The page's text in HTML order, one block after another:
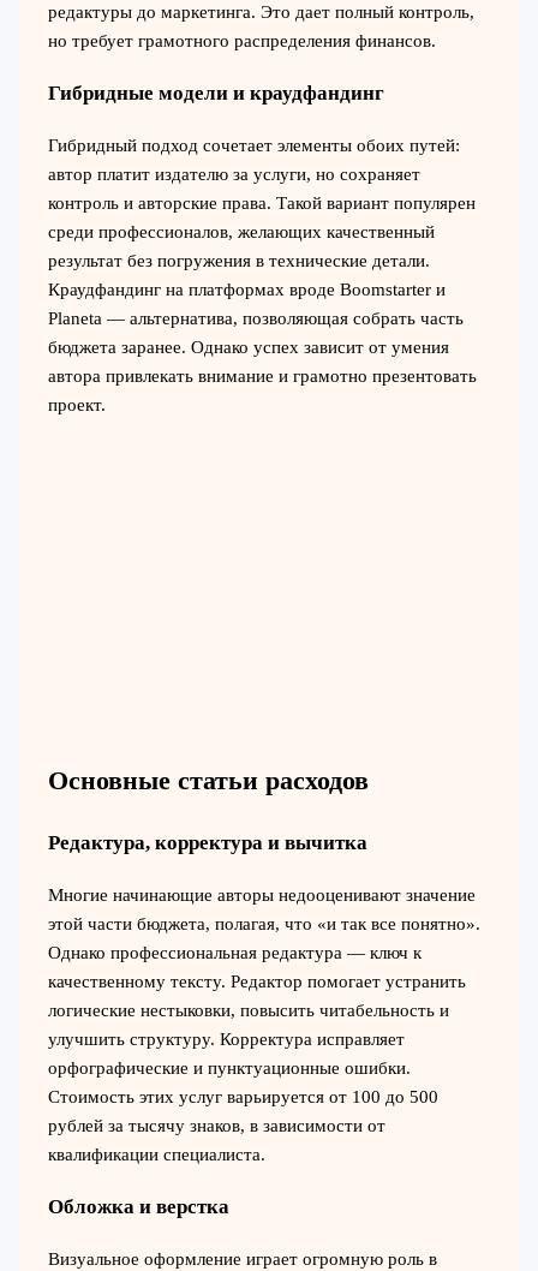
редактуры до маркетинга. Это дает полный контроль,
но требует грамотного распределения финансов.
Гибридные модели и краудфандинг
Гибридный подход сочетает элементы обоих путей:
автор платит издателю за услуги, но сохраняет
контроль и авторские права. Такой вариант популярен
среди профессионалов, желающих качественный
результат без погружения в технические детали.
Краудфандинг на платформах вроде Boomstarter и
Planeta — альтернатива, позволяющая собрать часть
бюджета заранее. Однако успех зависит от умения
автора привлекать внимание и грамотно презентовать
проект.
Основные статьи расходов
Редактура, корректура и вычитка
Многие начинающие авторы недооценивают значение
этой части бюджета, полагая, что «и так все понятно».
Однако профессиональная редактура — ключ к
качественному тексту. Редактор помогает устранить
логические нестыковки, повысить читабельность и
улучшить структуру. Корректура исправляет
орфографические и пунктуационные ошибки.
Стоимость этих услуг варьируется от 100 до 500
рублей за тысячу знаков, в зависимости от
квалификации специалиста.
Обложка и верстка
Визуальное оформление играет огромную роль в